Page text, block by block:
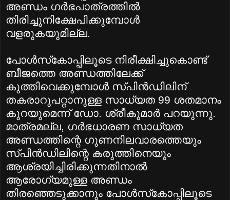
അണ്ഡം ഗര്‍ഭപാത്രത്തില്‍
തിരിച്ചുനിക്ഷേപിക്കുമ്പോള്‍
വളരുകയുമില്ല.
പോള്‍സ്‌കോപ്പിലൂടെ നിരീക്ഷിച്ചുകൊണ്ട്‌
ബീജത്തെ അണ്ഡത്തിലേക്ക്‌
കുത്തിവെക്കുമ്പോള്‍ സ്‌പിന്‍ഡിലിന്‌
തകരാറുപറ്റാനുള്ള സാധ്യത 99 ശതമാനം
കുറയുമെന്ന്‌ ഡോ. ശ്രീകുമാര്‍ പറയുന്നു.
മാത്രമല്ല, ഗര്‍ഭധാരണ സാധ്യത
അണ്ഡത്തിന്റെ ഗുണനിലവാരത്തെയും
സ്‌പിന്‍ഡിലിന്റെ കരുത്തിനെയും
ആശ്രയിച്ചിരിക്കുന്നതിനാല്‍
ആരോഗ്യമുള്ള അണ്ഡം
തിരഞ്ഞെടുക്കാനും പോള്‍സ്‌കോപ്പിലൂടെ